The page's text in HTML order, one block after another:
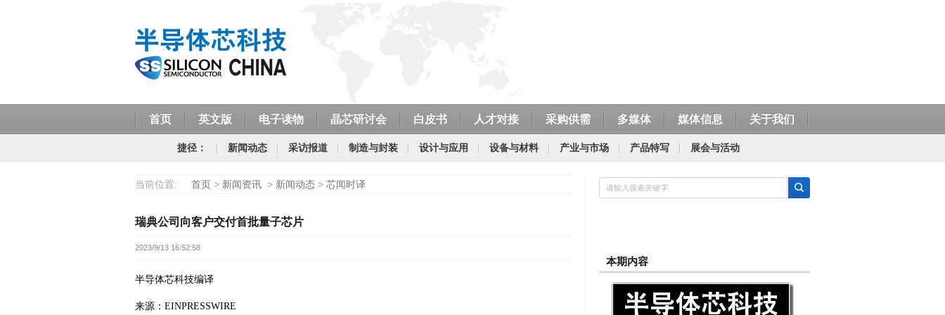
首页 英文版 电子读物 晶芯研讨会 白皮书 人才对接 采购供需 多媒体 媒体信息 关于我们
捷径： 新闻动态 采访报道 制造与封装 设计与应用 设备与材料 产业与市场 产品特写 展会与活动
当前位置: 首页 > 新闻资讯 > 新闻动态 > 芯闻时译
瑞典公司向客户交付首批量子芯片
2023/9/13 16:52:58
半导体芯科技编译
来源：EINPRESSWIRE
本期内容